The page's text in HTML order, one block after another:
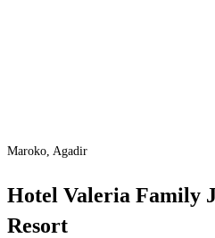
Maroko, Agadir
Hotel Valeria Family
Resort